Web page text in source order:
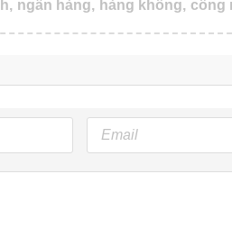
ngân hàng, hàng không, công